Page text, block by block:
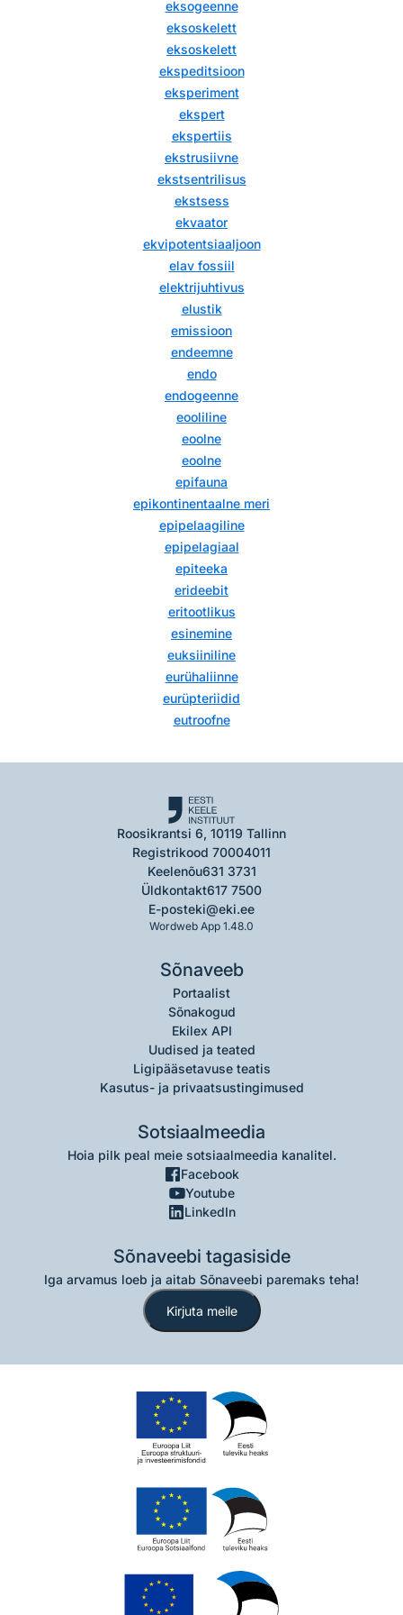
eksogeenne
eksoskelett
eksoskelett
ekspeditsioon
eksperiment
ekspert
ekspertiis
ekstrusiivne
ekstsentrilisus
ekstsess
ekvaator
ekvipotentsiaaljoon
elav fossiil
elektrijuhtivus
elustik
emissioon
endeemne
endo
endogeenne
eooliline
eoolne
eoolne
epifauna
epikontinentaalne meri
epipelaagiline
epipelagiaal
epiteeka
erideebit
eritootlikus
esinemine
euksiiniline
eurühaliinne
eurüpteriidid
eutroofne
Roosikrantsi 6, 10119 Tallinn
Registrikood 70004011
Keelenõu631 3731
Üldkontakt617 7500
E-posteki@eki.ee
Wordweb App 1.48.0
Sõnaveeb
Portaalist
Sõnakogud
Ekilex API
Uudised ja teated
Ligipääsetavuse teatis
Kasutus- ja privaatsustingimused
Sotsiaalmeedia
Hoia pilk peal meie sotsiaalmeedia kanalitel.
Facebook
Youtube
LinkedIn
Sõnaveebi tagasiside
Iga arvamus loeb ja aitab Sõnaveebi paremaks teha!
Kirjuta meile